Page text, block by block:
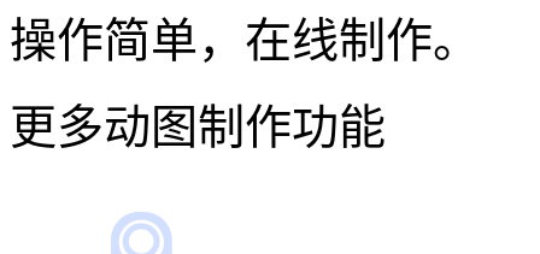
操作简单，在线制作。
更多动图制作功能